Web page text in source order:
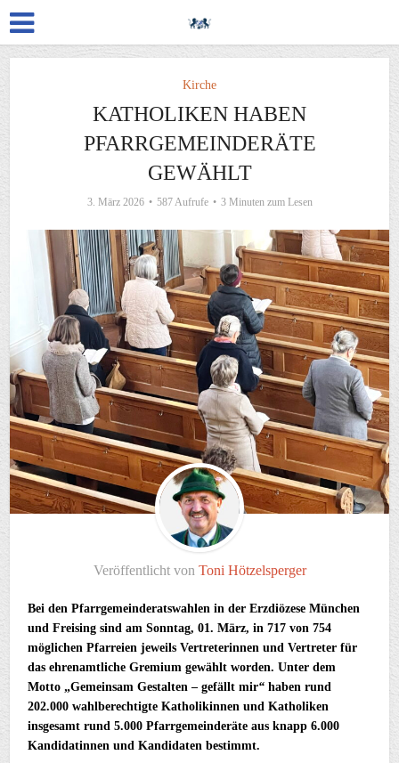
Kirche
KATHOLIKEN HABEN
PFARRGEMEINDERÄTE
GEWÄHLT
3. März 2026 587 Aufrufe 3 Minuten zum Lesen
Veröffentlicht von Toni Hötzelsperger
Bei den Pfarrgemeinderatswahlen in der Erzdiözese München
und Freising sind am Sonntag, 01. März, in 717 von 754
möglichen Pfarreien jeweils Vertreterinnen und Vertreter für
das ehrenamtliche Gremium gewählt worden. Unter dem
Motto „Gemeinsam Gestalten – gefällt mir“ haben rund
202.000 wahlberechtigte Katholikinnen und Katholiken
insgesamt rund 5.000 Pfarrgemeinderäte aus knapp 6.000
Kandidatinnen und Kandidaten bestimmt.